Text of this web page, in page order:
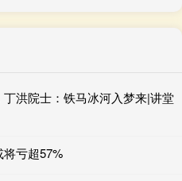
洪院士：铁马冰河入梦来|讲堂
亏超57%